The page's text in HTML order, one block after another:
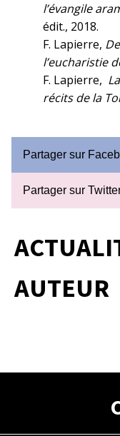
l’évangile
édit., 2018.
F. Lapierre,
l’eucharistie
F. Lapierre,
récits de la
Partager sur
Partager sur
AUTEUR